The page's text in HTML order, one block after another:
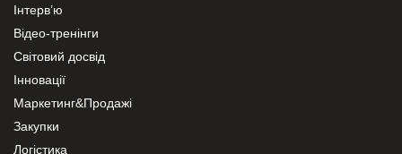
Інтерв’ю
Відео-тренінги
Світовий досвід
Інновації
Маркетинг&Продажі
Закупки
Логістика